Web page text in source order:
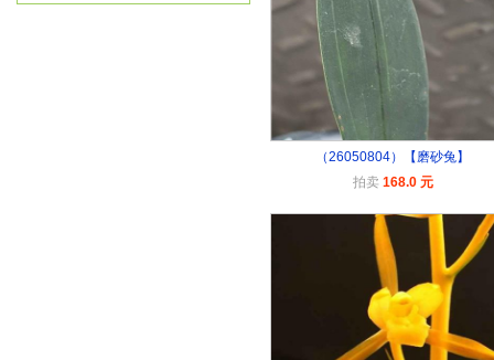
（26050804）【磨砂兔】
拍卖 168.0 元